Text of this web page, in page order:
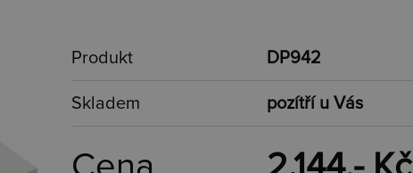
Produkt DP942
Skladem pozítří u Vás